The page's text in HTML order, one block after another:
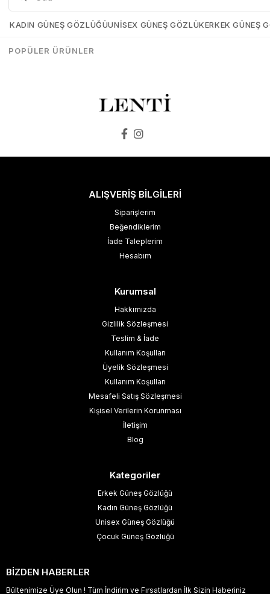
₺980,00
₺1.400,00 ₺980,00
₺1.400,00
ALIŞVERİŞ BİLGİLERİ
Siparişlerim
Beğendiklerim
İade Taleplerim
Hesabım
Kurumsal
Hakkımızda
Gizlilik Sözleşmesi
Teslim & İade
Kullanım Koşulları
Üyelik Sözleşmesi
Kullanım Koşulları
Mesafeli Satış Sözleşmesi
Kişisel Verilerin Korunması
İletişim
Blog
Kategoriler
Erkek Güneş Gözlüğü
Kadın Güneş Gözlüğü
Unisex Güneş Gözlüğü
Çocuk Güneş Gözlüğü
BİZDEN HABERLER
Bültenimize Üye Olun ! Tüm İndirim ve Fırsatlardan İlk Sizin Haberiniz
KADIN GÜNEŞ GÖZLÜĞÜUNISEX GÜNEŞ GÖZLÜKERKEK GÜNEŞ
POPÜLER ÜRÜNLER